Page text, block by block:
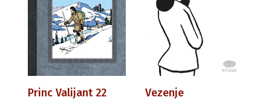
Princ Valijant 22 Vezenje